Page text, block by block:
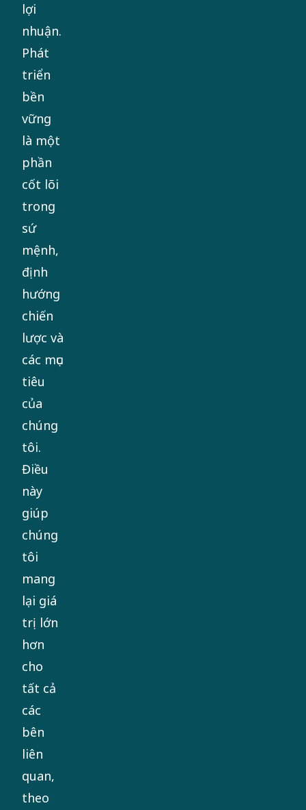
lợi
nhuận.
Phát
triển
bền
vững
là một
phần
cốt lõi
trong
sứ
mệnh,
định
hướng
chiến
lược và
các mục
tiêu
của
chúng
tôi.
Điều
này
giúp
chúng
tôi
mang
lại giá
trị lớn
hơn
cho
tất cả
các
bên
liên
quan,
theo